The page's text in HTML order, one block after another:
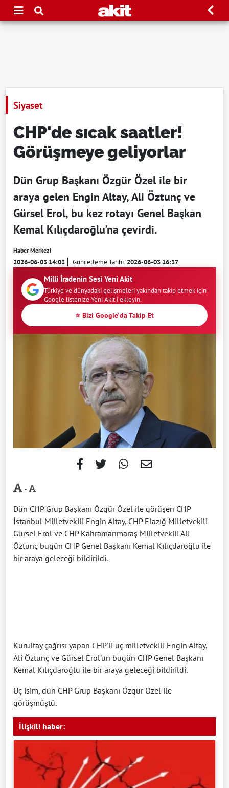
Siyaset
CHP'de sıcak saatler!
Görüşmeye geliyorlar
Dün Grup Başkanı Özgür Özel ile bir
araya gelen Engin Altay, Ali Öztunç ve
Gürsel Erol, bu kez rotayı Genel Başkan
Kemal Kılıçdaroğlu’na çevirdi.
Haber Merkezi
2026-06-03 14:03 Güncelleme Tarihi:2026-06-03 16:37
Milli İradenin Sesi Yeni Akit
Türkiye ve dünyadaki gelişmeleri yakından takip etmek için
Google listenize Yeni Akit'i ekleyin.
⭐ Bizi Google'da Takip Et
-
Dün CHP Grup Başkanı Özgür Özel ile görüşen CHP
İstanbul Milletvekili Engin Altay, CHP Elazığ Milletvekili
Gürsel Erol ve CHP Kahramanmaraş Milletvekili Ali
Öztunç bugün CHP Genel Başkanı Kemal Kılıçdaroğlu ile
bir araya geleceği bildirildi.
Kurultay çağrısı yapan CHP'li üç milletvekili Engin Altay,
Ali Öztunç ve Gürsel Erol'un bugün CHP Genel Başkanı
Kemal Kılıçdaroğlu ile bir araya geleceği bildirildi.
Üç isim, dün CHP Grup Başkanı Özgür Özel ile
görüşmüştü.
İlişkili haber: